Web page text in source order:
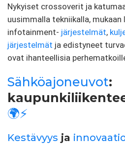
Nykyiset crossoverit ja
uusimmalla tekniikalla,
infotainment- järjestelmät,
järjestelmät ja edistyneet
ovat ihanteellisia
Sähköajoneuvot:
🌍⚡
Kestävyys ja